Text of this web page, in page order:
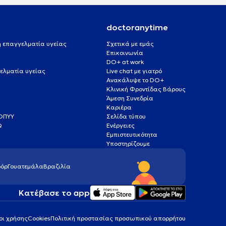
επαγγελματία υγείας
υγείας
doctoranytime
Σχετικά με εμάς
Επικοινωνία
DO+ at work
Live chat με γιατρό
Ανακάλυψε το DO+
Κλινική Φροντίδας Βάρους
Άμεση Συνεδρία
Καριέρα
Σελίδα τύπου
Ενέργειες
Εμπιστευτικότητα
Υποστηρίζουμε
ΓουατεμάλαΒραζιλία
Κατέβασε το app
χρήσηςCookiesΠολιτική προστασίας προσωπικού απορρήτου